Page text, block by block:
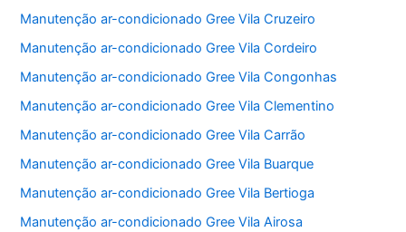
Manutenção ar-condicionado Gree Vila Cruzeiro
Manutenção ar-condicionado Gree Vila Cordeiro
Manutenção ar-condicionado Gree Vila Congonhas
Manutenção ar-condicionado Gree Vila Clementino
Manutenção ar-condicionado Gree Vila Carrão
Manutenção ar-condicionado Gree Vila Buarque
Manutenção ar-condicionado Gree Vila Bertioga
Manutenção ar-condicionado Gree Vila Airosa